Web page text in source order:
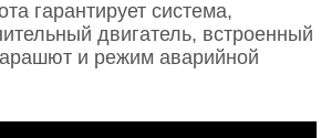
гарантирует система,
двигатель, встроенный
и режим аварийной